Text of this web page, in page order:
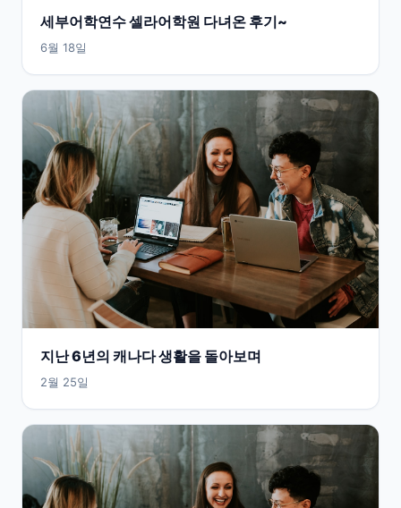
세부어학연수 셀라어학원 다녀온 후기~
6월 18일
지난 6년의 캐나다 생활을 돌아보며
2월 25일